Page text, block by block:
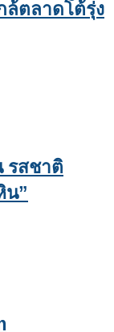
ล้ตลาดโต้รุ่ง
รสชาติ
น”